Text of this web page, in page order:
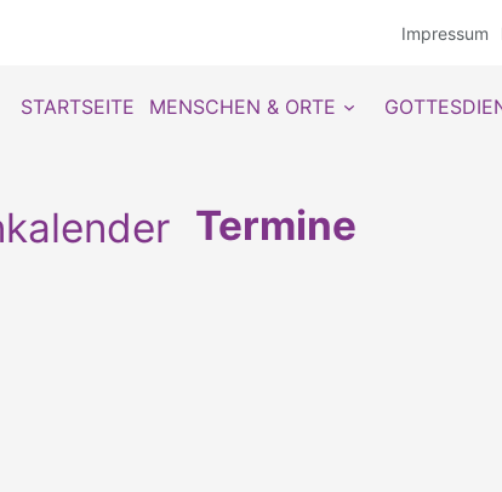
Impressum
STARTSEITE MENSCHEN & ORTE
Termine